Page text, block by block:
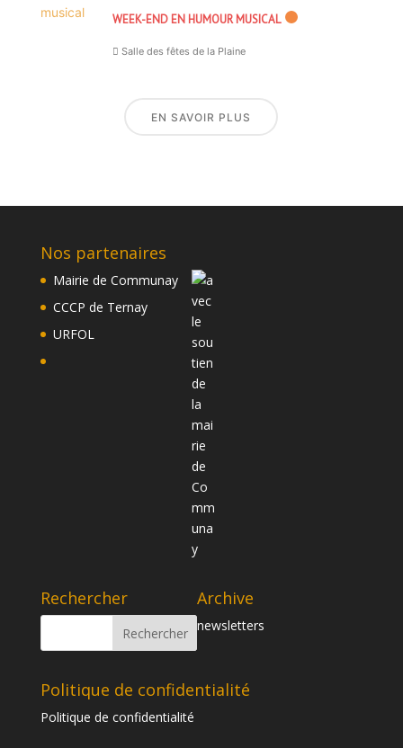
WEEK-END EN HUMOUR MUSICAL
Salle des fêtes de la Plaine
EN SAVOIR PLUS
Nos partenaires
Mairie de Communay
CCCP de Ternay
URFOL
Rechercher Archive
newsletters
Politique de confidentialité
Politique de confidentialité